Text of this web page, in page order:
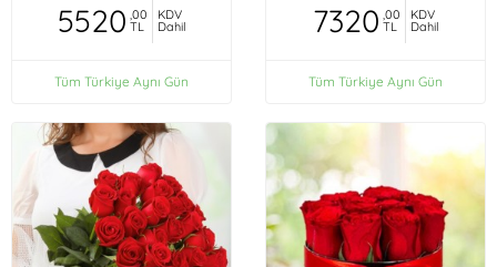
5520 ,00
TL
KDV
Dahil
Tüm Türkiye Aynı Gün
7320 ,00
TL
KDV
Dahil
Tüm Türkiye Aynı Gün